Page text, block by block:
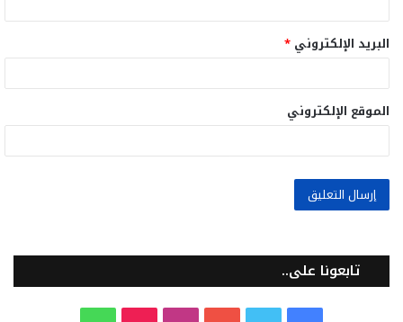
البريد الإلكتروني *
الموقع الإلكتروني
تابعونا على..